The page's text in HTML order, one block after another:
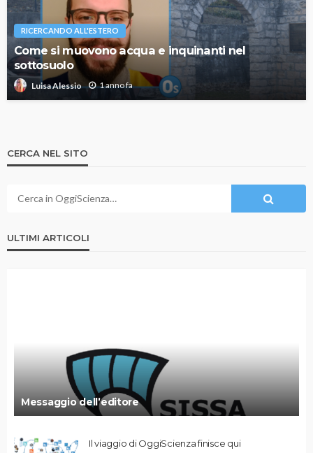
RICERCANDO ALL'ESTERO
Come si muovono acqua e inquinanti nel
sottosuolo
Luisa Alessio 1 anno fa
CERCA NEL SITO
ULTIMI ARTICOLI
Messaggio dell’editore
Il viaggio di OggiScienza finisce qui